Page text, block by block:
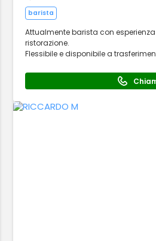
barista
Attualmente barista con
ristorazione.
Flessibile e disponibile a